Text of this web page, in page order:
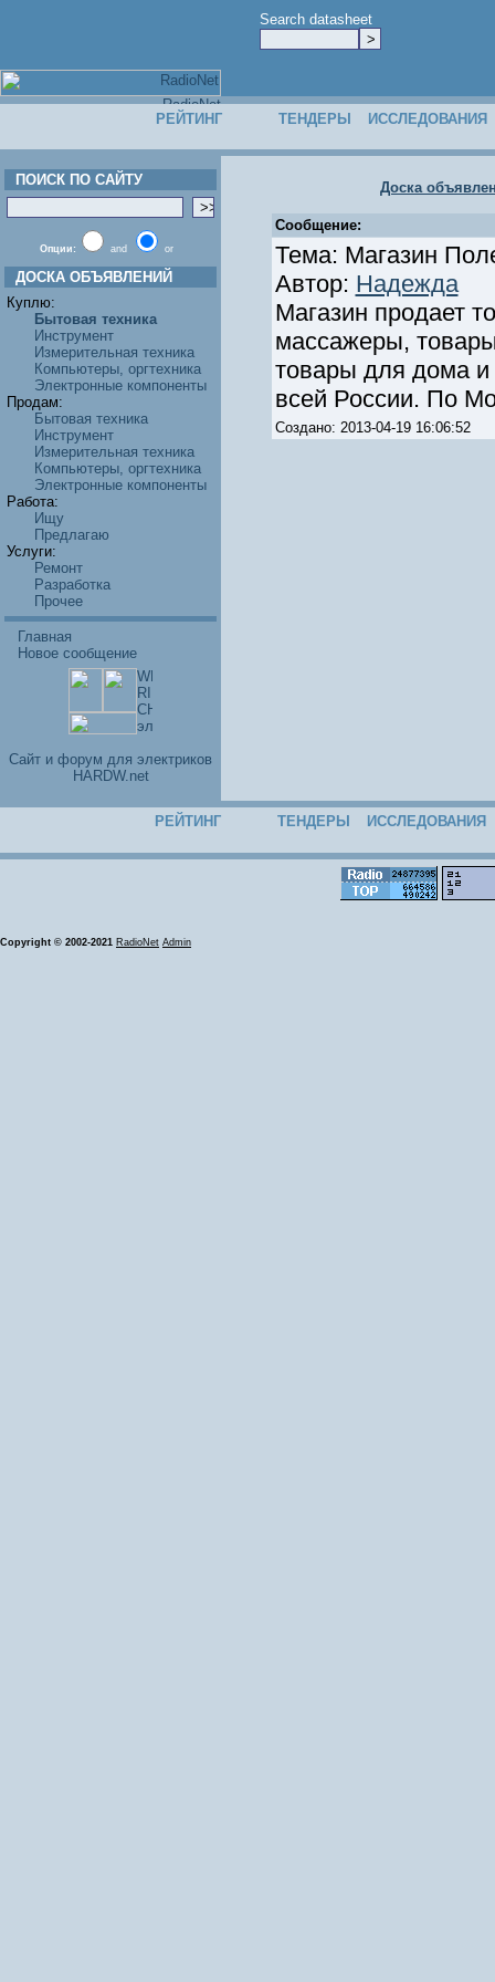
Search datasheet
РЕЙТИНГ ТЕНДЕРЫ ИССЛЕДОВАНИЯ
ПОИСК ПО САЙТУ
Опции: and or
ДОСКА ОБЪЯВЛЕНИЙ
Куплю:
Бытовая техника
Инструмент
Измерительная техника
Компьютеры, оргтехника
Электронные компоненты
Продам:
Бытовая техника
Инструмент
Измерительная техника
Компьютеры, оргтехника
Электронные компоненты
Работа:
Ищу
Предлагаю
Услуги:
Ремонт
Разработка
Прочее
Главная
Новое сообщение
Cайт и форум для электриков
HARDW.net
Доска
Сообщение:
Тема: Магазин
Автор: Надежда
Магазин продает
массажеры,
товары для дома и
всей России. По
Создано: 2013-04-19 16:06:52
РЕЙТИНГ ТЕНДЕРЫ ИССЛЕДОВАНИЯ
Copyright © 2002-2021 RadioNet Admin